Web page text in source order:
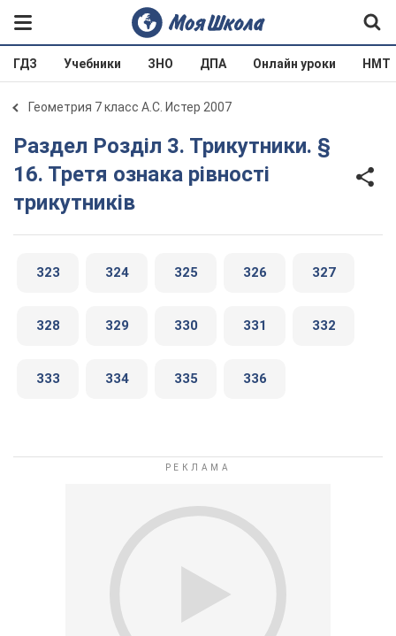
ГДЗ Учебники ЗНО ДПА Онлайн уроки НМТ
Геометрия 7 класс А.С. Истер 2007
Раздел Розділ 3. Трикутники. §
16. Третя ознака рівності
трикутників
323 324 325 326 327
328 329 330 331 332
333 334 335 336